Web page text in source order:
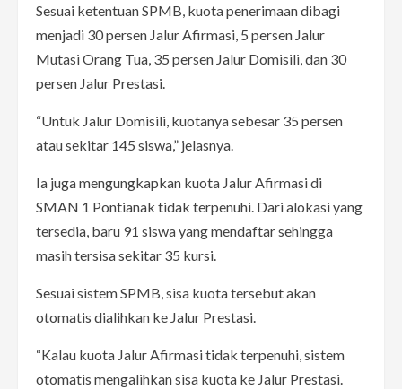
Sesuai ketentuan SPMB, kuota penerimaan dibagi
menjadi 30 persen Jalur Afirmasi, 5 persen Jalur
Mutasi Orang Tua, 35 persen Jalur Domisili, dan 30
persen Jalur Prestasi.
“Untuk Jalur Domisili, kuotanya sebesar 35 persen
atau sekitar 145 siswa,” jelasnya.
Ia juga mengungkapkan kuota Jalur Afirmasi di
SMAN 1 Pontianak tidak terpenuhi. Dari alokasi yang
tersedia, baru 91 siswa yang mendaftar sehingga
masih tersisa sekitar 35 kursi.
Sesuai sistem SPMB, sisa kuota tersebut akan
otomatis dialihkan ke Jalur Prestasi.
“Kalau kuota Jalur Afirmasi tidak terpenuhi, sistem
otomatis mengalihkan sisa kuota ke Jalur Prestasi.